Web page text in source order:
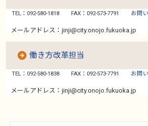
TEL：092-580-1818 FAX：092-573-7791 お問
メールアドレス：jinji@city.onojo.fukuoka.jp
働き方改革担当
TEL：092-580-1838 FAX：092-573-7791 お問
メールアドレス：jinji@city.onojo.fukuoka.jp